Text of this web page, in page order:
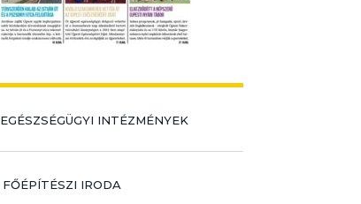
EGÉSZSÉGÜGYI INTÉZMÉNYEK
FŐÉPÍTÉSZI IRODA